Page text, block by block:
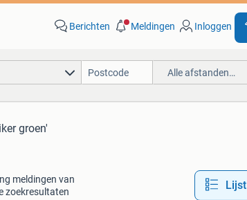
Berichten Meldingen Inloggen
Alle afstanden…
groen'
meldingen van
zoekresultaten
Lijst